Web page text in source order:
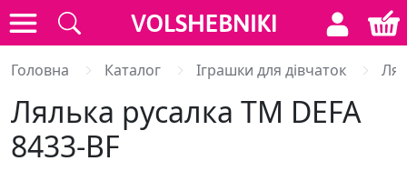
Головна Каталог Іграшки для дівчаток
Лялька русалка ТМ DEFA
8433-BF